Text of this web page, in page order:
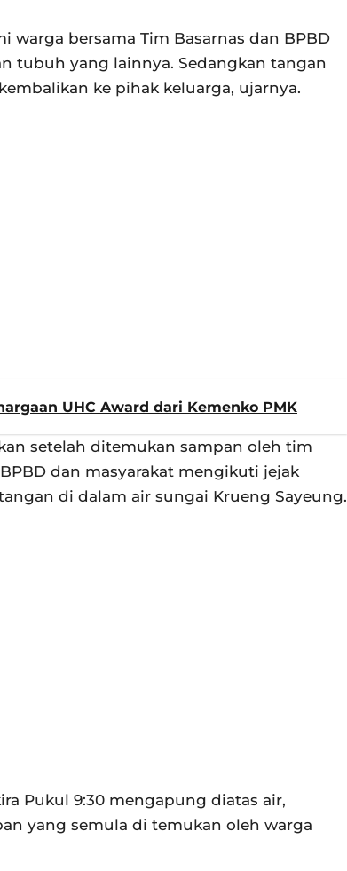
warga bersama Tim Basarnas dan BPBD
tubuh yang lainnya. Sedangkan tangan
ke pihak keluarga, ujarnya.
UHC Award dari Kemenko PMK
setelah ditemukan sampan oleh tim
dan masyarakat mengikuti jejak
di dalam air sungai Krueng Sayeung.
Pukul 9:30 mengapung diatas air,
yang semula di temukan oleh warga